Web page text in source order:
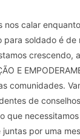
calar
soldado é
crescendo,
E
comunidades.
de
que
por uma